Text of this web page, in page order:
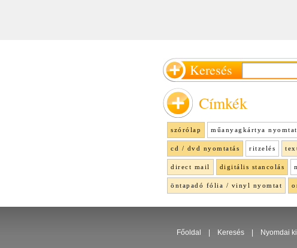
Keresés
Címkék
szórólap műanyagkártya
cd / dvd nyomtatás ritzelés
direct mail digitális stancolás
öntapadó fólia / vinyl nyomtat
Főoldal Keresés Nyomdai